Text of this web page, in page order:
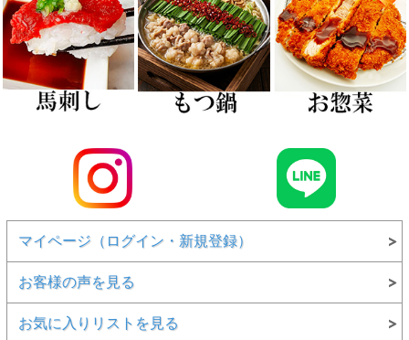
マイページ（ログイン・新規登録）
お客様の声を見る
お気に入りリストを見る